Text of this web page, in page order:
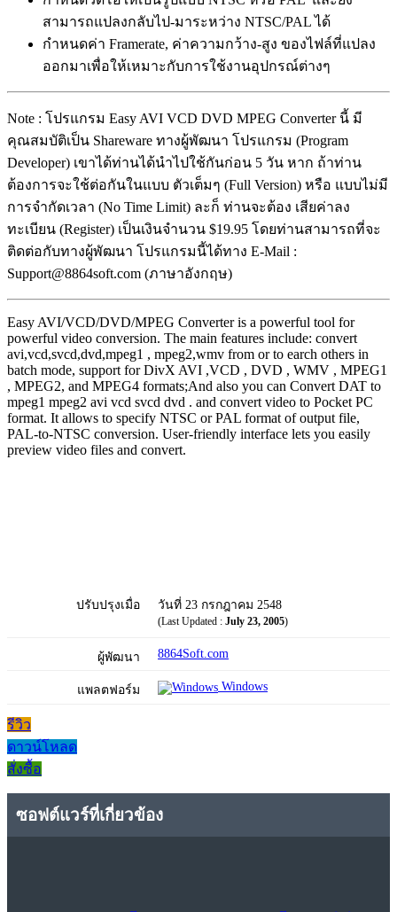
สามารถแปลงกลับไป-มาระหว่าง NTSC/PAL ได้
กำหนดค่า Framerate, ค่าความกว้าง-สูง ของไฟล์ที่แปลง
ออกมาเพื่อให้เหมาะกับการใช้งานอุปกรณ์ต่างๆ
Note : โปรแกรม Easy AVI VCD DVD MPEG Converter นี้ มี
คุณสมบัติเป็น Shareware ทางผู้พัฒนา โปรแกรม (Program
Developer) เขาได้ท่านได้นำไปใช้กันก่อน 5 วัน หาก ถ้าท่าน
ต้องการจะใช้ต่อกันในแบบ ตัวเต็มๆ (Full Version) หรือ แบบไม่มี
การจำกัดเวลา (No Time Limit) ละก็ ท่านจะต้อง เสียค่าลง
ทะเบียน (Register) เป็นเงินจำนวน $19.95 โดยท่านสามารถที่จะ
ติดต่อกับทางผู้พัฒนา โปรแกรมนี้ได้ทาง E-Mail :
Support@8864soft.com (ภาษาอังกฤษ)
Easy AVI/VCD/DVD/MPEG Converter is a powerful tool for
powerful video conversion. The main features include: convert
avi,vcd,svcd,dvd,mpeg1 , mpeg2,wmv from or to earch others in
batch mode, support for DivX AVI ,VCD , DVD , WMV , MPEG1
, MPEG2, and MPEG4 formats;And also you can Convert DAT to
mpeg1 mpeg2 avi vcd svcd dvd . and convert video to Pocket PC
format. It allows to specify NTSC or PAL format of output file,
PAL-to-NTSC conversion. User-friendly interface lets you easily
preview video files and convert.
ปรับปรุงเมื่อ วันที่ 23 กรกฎาคม 2548
(Last Updated : July 23, 2005)
ผู้พัฒนา 8864Soft.com
แพลตฟอร์ม Windows
รีวิว
ดาวน์โหลด
สั่งซื้อ
ซอฟต์แวร์ที่เกี่ยวข้อง